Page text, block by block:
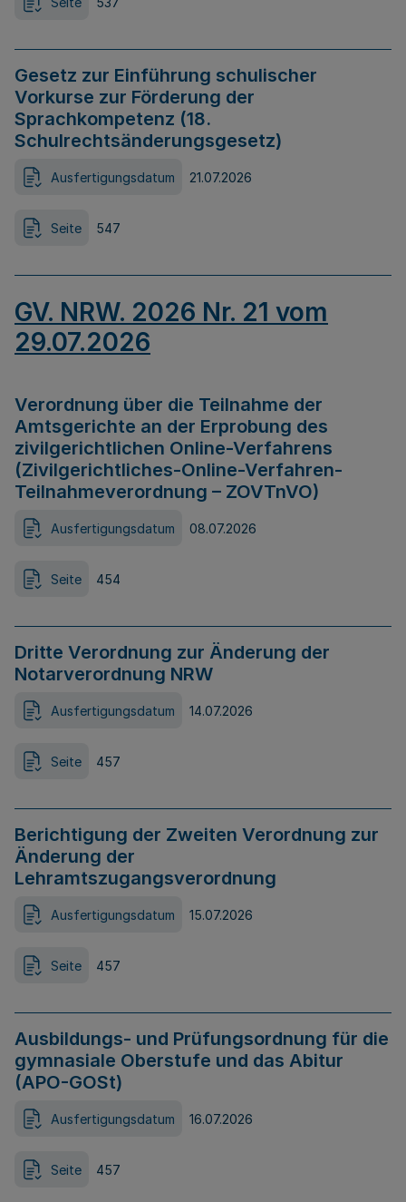
Gesetz zur Einführung schulischer
Vorkurse zur Förderung der
Sprachkompetenz (18.
Schulrechtsänderungsgesetz)
Ausfertigungsdatum 21.07.2026
Seite 547
GV. NRW. 2026 Nr. 21 vom
29.07.2026
Verordnung über die Teilnahme der
Amtsgerichte an der Erprobung des
zivilgerichtlichen Online-Verfahrens
(Zivilgerichtliches-Online-Verfahren-
Teilnahmeverordnung – ZOVTnVO)
Ausfertigungsdatum 08.07.2026
Seite 454
Dritte Verordnung zur Änderung der
Notarverordnung NRW
Ausfertigungsdatum 14.07.2026
Seite 457
Berichtigung der Zweiten Verordnung zur
Änderung der
Lehramtszugangsverordnung
Ausfertigungsdatum 15.07.2026
Seite 457
Ausbildungs- und Prüfungsordnung für die
gymnasiale Oberstufe und das Abitur
(APO-GOSt)
Ausfertigungsdatum 16.07.2026
Seite 457